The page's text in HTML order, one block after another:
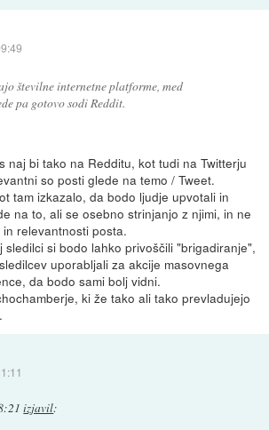
številne internetne platforme, med
pa gotovo sodi Reddit.
naj bi tako na Redditu, kot tudi na Twitterju
so posti glede na temo / Tweet.
tam izkazalo, da bodo ljudje upvotali in
na to, ali se osebno strinjanjo z njimi, in ne
relevantnosti posta.
sledilci si bodo lahko privoščili "brigadiranje",
uporabljali za akcije masovnega
da bodo sami bolj vidni.
ki že tako ali tako prevladujejo
izjavil: